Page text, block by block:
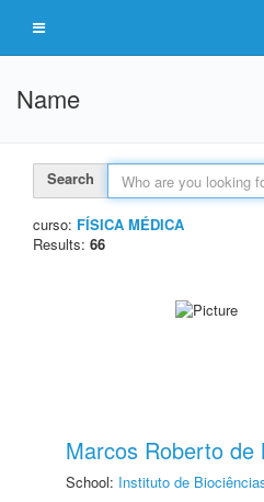
Name
Search
curso: FÍSICA MÉDICA
Results: 66
Marcos Roberto de
School: Instituto de